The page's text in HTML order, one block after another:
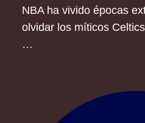
NBA ha vivido épocas
olvidar los míticos
…